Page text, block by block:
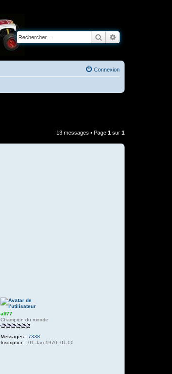
Rechercher
Connexion
13 messages • Page 1 sur 1
alf77
Champion du monde
Messages : 7338
Inscription : 01 Jan 1970, 01:00